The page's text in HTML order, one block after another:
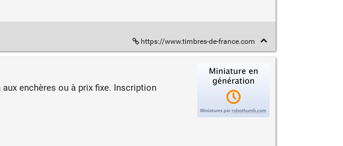
https://www.timbres-de-france.com
enchères ou à prix fixe. Inscription